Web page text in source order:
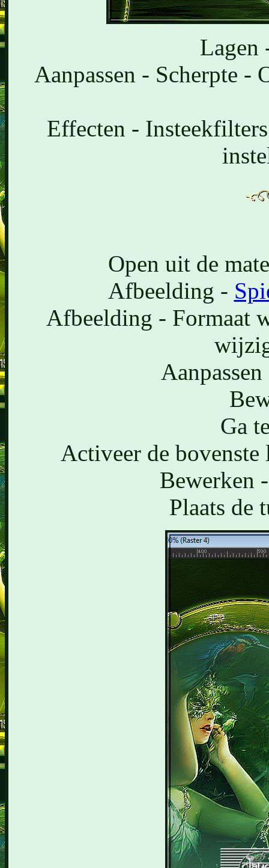
Lagen
Aanpassen - Scherpte -
Effecten -
Open uit de
Afbeelding -
Afbeelding - Formaat
Ga
Activeer de
Bewerken
Plaats de